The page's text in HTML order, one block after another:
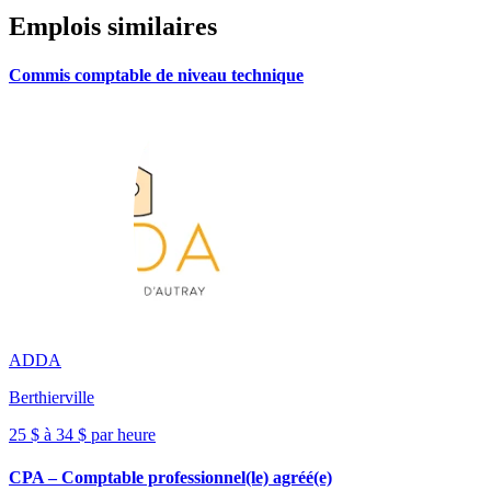
Emplois similaires
Commis comptable de niveau technique
ADDA
Berthierville
25 $ à 34 $ par heure
CPA – Comptable professionnel(le) agréé(e)